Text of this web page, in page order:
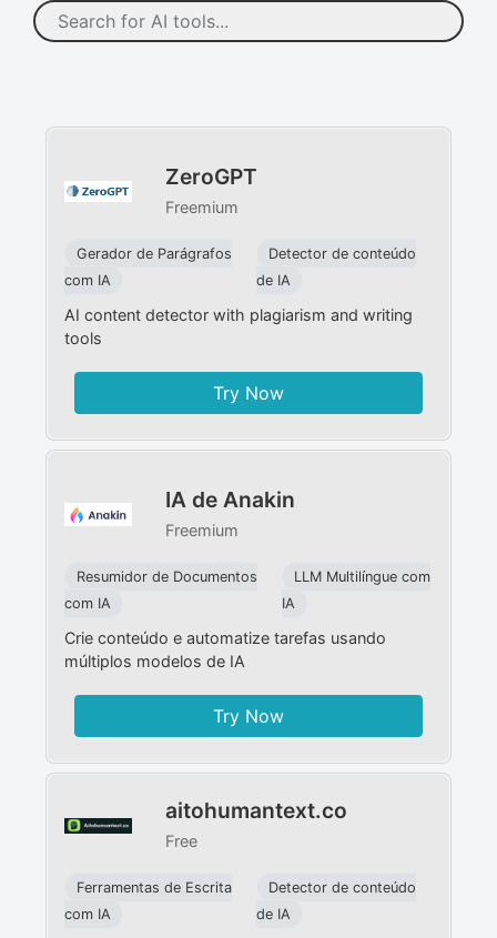
ZeroGPT
Freemium
Gerador de Parágrafos
com IA
Detector de conteúdo
de IA
AI content detector with plagiarism and writing
tools
Try Now
IA de Anakin
Freemium
Resumidor de Documentos
com IA
LLM Multilíngue com
IA
Crie conteúdo e automatize tarefas usando
múltiplos modelos de IA
Try Now
aitohumantext.co
Free
Ferramentas de Escrita
com IA
Detector de conteúdo
de IA